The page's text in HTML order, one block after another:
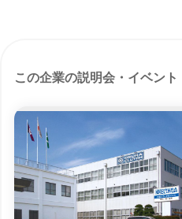
この企業の説明会・イベント